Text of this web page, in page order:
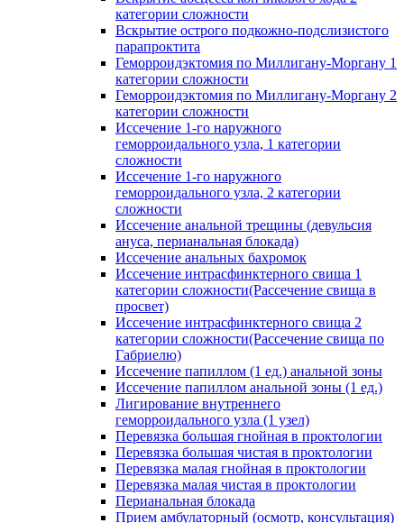
категории сложности
Вскрытие острого подкожно-подслизистого
парапроктита
Геморроидэктомия по Миллигану-Моргану 1
категории сложности
Геморроидэктомия по Миллигану-Моргану 2
категории сложности
Иссечение 1-го наружного
геморроидального узла, 1 категории
сложности
Иссечение 1-го наружного
геморроидального узла, 2 категории
сложности
Иссечение анальной трещины (девульсия
ануса, перианальная блокада)
Иссечение анальных бахромок
Иссечение интрасфинктерного свища 1
категории сложности(Рассечение свища в
просвет)
Иссечение интрасфинктерного свища 2
категории сложности(Рассечение свища по
Габриелю)
Иссечение папиллом (1 ед.) анальной зоны
Иссечение папиллом анальной зоны (1 ед.)
Лигирование внутреннего
геморроидального узла (1 узел)
Перевязка большая гнойная в проктологии
Перевязка большая чистая в проктологии
Перевязка малая гнойная в проктологии
Перевязка малая чистая в проктологии
Перианальная блокада
Прием амбулаторный (осмотр, консультация)